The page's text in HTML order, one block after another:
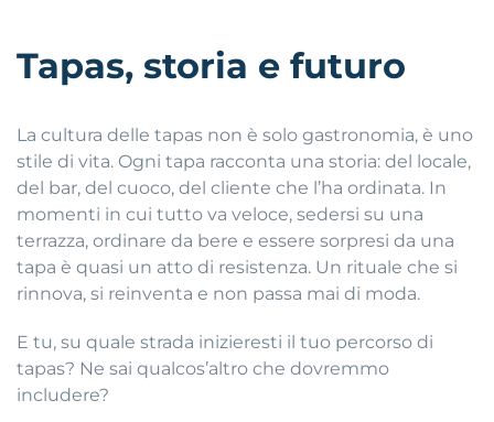
Tapas, storia e futuro
La cultura delle tapas non è solo gastronomia, è uno
stile di vita. Ogni tapa racconta una storia: del locale,
del bar, del cuoco, del cliente che l’ha ordinata. In
momenti in cui tutto va veloce, sedersi su una
terrazza, ordinare da bere e essere sorpresi da una
tapa è quasi un atto di resistenza. Un rituale che si
rinnova, si reinventa e non passa mai di moda.
E tu, su quale strada inizieresti il tuo percorso di
tapas? Ne sai qualcos’altro che dovremmo
includere?